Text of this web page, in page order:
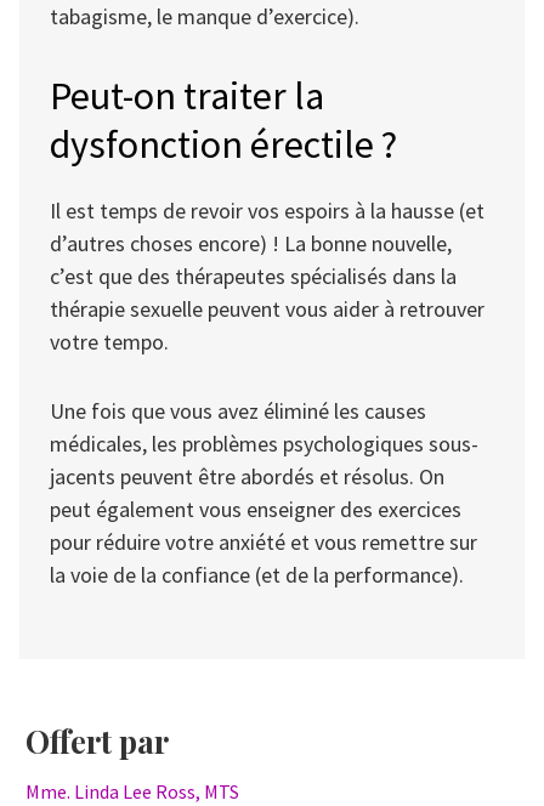
Offert par
Mme. Linda Lee Ross, MTS
tabagisme, le manque d’exercice).
Peut-on traiter la
dysfonction érectile ?
Il est temps de revoir vos espoirs à la hausse (et
d’autres choses encore) ! La bonne nouvelle,
c’est que des thérapeutes spécialisés dans la
thérapie sexuelle peuvent vous aider à retrouver
votre tempo.
Une fois que vous avez éliminé les causes
médicales, les problèmes psychologiques sous-
jacents peuvent être abordés et résolus. On
peut également vous enseigner des exercices
pour réduire votre anxiété et vous remettre sur
la voie de la confiance (et de la performance).